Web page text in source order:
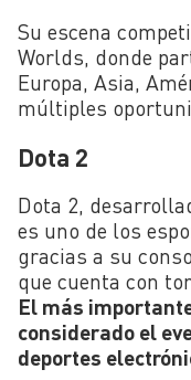
Su escena
Worlds, donde
Europa, Asia,
múltiples
Dota 2
Dota 2,
es uno de los
gracias a su
que cuenta con
El más
considerado el
deportes